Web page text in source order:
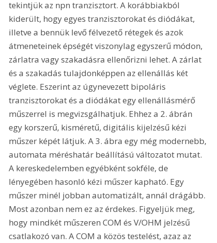
tekintjük az npn tranzisztort. A korábbiakból
kiderült, hogy egyes tranzisztorokat és diódákat,
illetve a bennük levő félvezető rétegek és azok
átmeneteinek épségét viszonylag egyszerű módon,
zárlatra vagy szakadásra ellenőrizni lehet. A zárlat
és a szakadás tulajdonképpen az ellenállás két
véglete. Eszerint az úgynevezett bipoláris
tranzisztorokat és a diódákat egy ellenállásmérő
műszerrel is megvizsgálhatjuk. Ehhez a 2. ábrán
egy korszerű, kisméretű, digitális kijelzésű kézi
műszer képét látjuk. A 3. ábra egy még modernebb,
automata méréshatár beállítású változatot mutat.
A kereskedelemben egyébként sokféle, de
lényegében hasonló kézi műszer kapható. Egy
műszer minél jobban automatizált, annál drágább.
Most azonban nem ez az érdekes. Figyeljük meg,
hogy mindkét műszeren COM és V/OHM jelzésű
csatlakozó van. A COM a közös testelést, azaz az